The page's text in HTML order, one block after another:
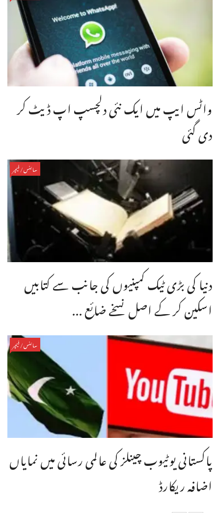
واٹس ایپ میں ایک نئی دلچسپ اپ ڈیٹ کر
دی گئی
سائنس/فیچر
دنیا کی بڑی ٹیک کمپنیوں کی جانب سے کتابیں
اسکین کر کے اصل نسخے ضائع ...
سائنس/فیچر
پاکستانی یوٹیوب چینلز کی عالمی رسائی میں نمایاں
اضافہ ریکارڈ